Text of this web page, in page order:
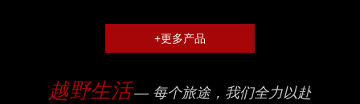
+更多产品
越野生活— 每个旅途，我们全力以赴